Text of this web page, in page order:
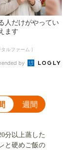
人だけがやってい
ます
ルファーム )
by
週間
分以上蒸した
と硬めご飯の